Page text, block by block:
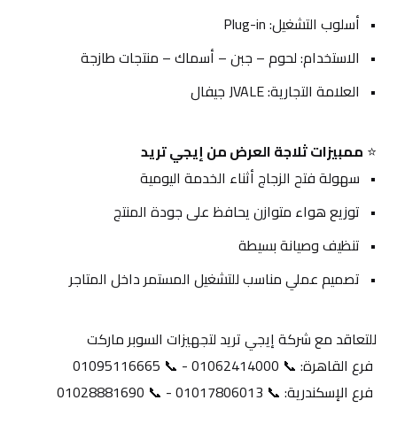
أسلوب التشغيل: Plug-in
الاستخدام: لحوم – جبن – أسماك – منتجات طازجة
العلامة التجارية: JVALE جيفال
⭐ ممبيزات ثلاجة العرض من إيجي تريد
سهولة فتح الزجاج أثناء الخدمة اليومية
توزيع هواء متوازن يحافظ على جودة المنتج
تنظيف وصيانة بسيطة
تصميم عملي مناسب للتشغيل المستمر داخل المتاجر
للتعاقد مع شركة إيجي تريد لتجهيزات السوبر ماركت